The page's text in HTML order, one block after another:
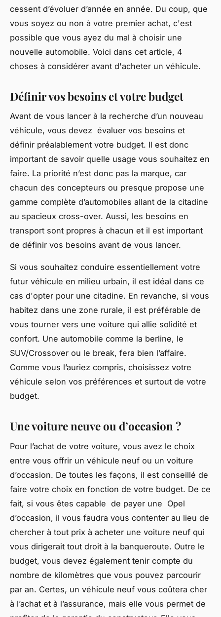
cessent d’évoluer d’année en année. Du coup, que
vous soyez ou non à votre premier achat, c'est
possible que vous ayez du mal à choisir une
nouvelle automobile. Voici dans cet article, 4
choses à considérer avant d'acheter un véhicule.
Définir vos besoins et votre budget
Avant de vous lancer à la recherche d’un nouveau
véhicule, vous devez évaluer vos besoins et
définir préalablement votre budget. Il est donc
important de savoir quelle usage vous souhaitez en
faire. La priorité n’est donc pas la marque, car
chacun des concepteurs ou presque propose une
gamme complète d’automobiles allant de la citadine
au spacieux cross-over. Aussi, les besoins en
transport sont propres à chacun et il est important
de définir vos besoins avant de vous lancer.
Si vous souhaitez conduire essentiellement votre
futur véhicule en milieu urbain, il est idéal dans ce
cas d'opter pour une citadine. En revanche, si vous
habitez dans une zone rurale, il est préférable de
vous tourner vers une voiture qui allie solidité et
confort. Une automobile comme la berline, le
SUV/Crossover ou le break, fera bien l’affaire.
Comme vous l’auriez compris, choisissez votre
véhicule selon vos préférences et surtout de votre
budget.
Une voiture neuve ou d’occasion ?
Pour l’achat de votre voiture, vous avez le choix
entre vous offrir un véhicule neuf ou un voiture
d’occasion. De toutes les façons, il est conseillé de
faire votre choix en fonction de votre budget. De ce
fait, si vous êtes capable de payer une Opel
d’occasion, il vous faudra vous contenter au lieu de
chercher à tout prix à acheter une voiture neuf qui
vous dirigerait tout droit à la banqueroute. Outre le
budget, vous devez également tenir compte du
nombre de kilomètres que vous pouvez parcourir
par an. Certes, un véhicule neuf vous coûtera cher
à l’achat et à l’assurance, mais elle vous permet de